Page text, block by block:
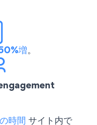
増。
時間 サイト内で